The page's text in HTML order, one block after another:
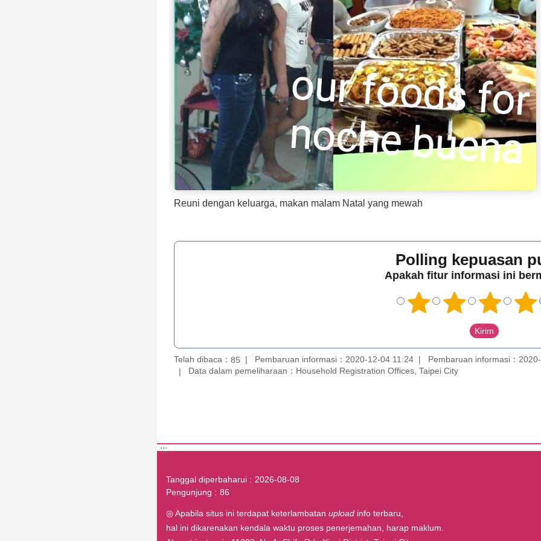
Reuni dengan keluarga, makan malam Natal yang mewah
Polling kepuasan
Apakah fitur informasi ini
Telah dibaca： 85 Pembaruan informasi：2020-12-04 11:24
Pembaruan informasi：
Data dalam pemeliharaan：Household Registration Offices, Taipei City
:::
Tanggal diperbaharui
2026-08-08
Pengunjung
86
◎ Apabila situs ini terdapat keterlambatan upload info terbaru,
hal ini dikarenakan kendala waktu proses penerjemahan, harap maklum.